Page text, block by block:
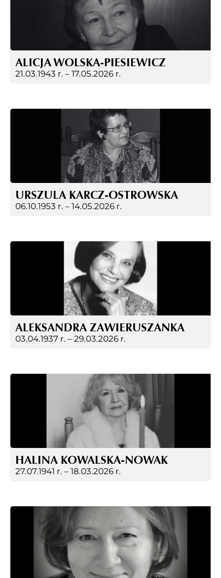
ALICJA WOLSKA-PIESIEWICZ
21.03.1943 r. – 17.05.2026 r.
URSZULA KARCZ-OSTROWSKA
06.10.1953 r. – 14.05.2026 r.
ALEKSANDRA ZAWIERUSZANKA
03.04.1937 r. – 29.03.2026 r.
HALINA KOWALSKA-NOWAK
27.07.1941 r. – 18.03.2026 r.